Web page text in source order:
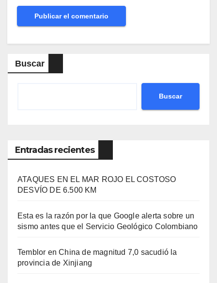
Buscar
Buscar
Entradas recientes
ATAQUES EN EL MAR ROJO EL COSTOSO
DESVÍO DE 6.500 KM
Esta es la razón por la que Google alerta sobre un
sismo antes que el Servicio Geológico Colombiano
Temblor en China de magnitud 7,0 sacudió la
provincia de Xinjiang